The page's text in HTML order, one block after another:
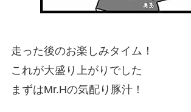
走った後のお楽しみタイム！
これが大盛り上がりでした
まずはMr.Hの気配り豚汁！